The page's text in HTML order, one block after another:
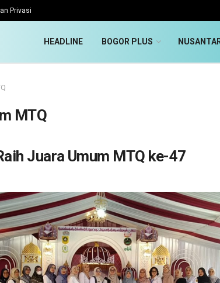
Privasi
HEADLINE BOGOR PLUS
MTQ
Juara Umum MTQ ke-47